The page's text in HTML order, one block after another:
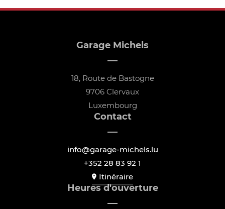
Garage Michels
18, Route de Bastogne
9706 Clervaux
Luxembourg
Contact
info@garage-michels.lu
+352 28 83 92 1
Itinéraire
Heures d'ouverture